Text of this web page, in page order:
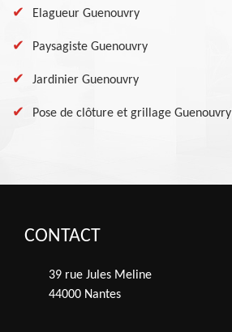
Elagueur Guenouvry
Paysagiste Guenouvry
Jardinier Guenouvry
Pose de clôture et grillage Guenouvry
CONTACT
39 rue Jules Meline
44000 Nantes